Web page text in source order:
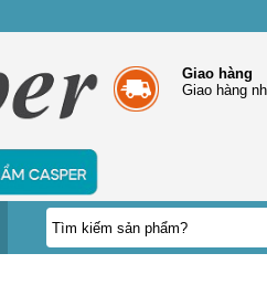
Giao hàng
Giao hàng